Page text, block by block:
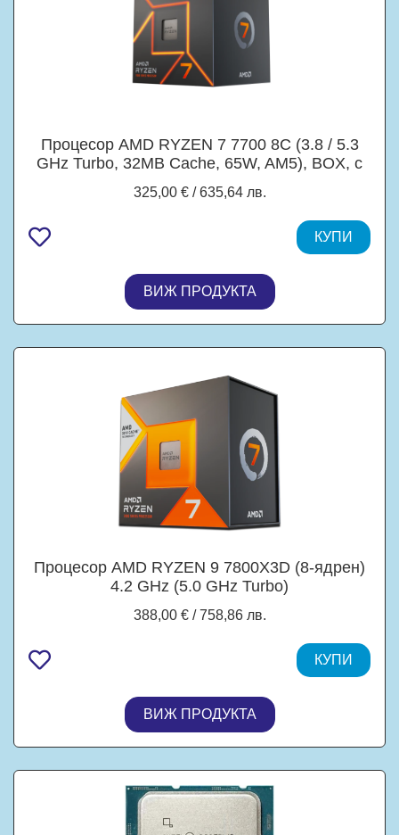
Процесор AMD RYZEN 7 7700 8C (3.8 / 5.3
GHz Turbo, 32MB Cache, 65W, AM5), BOX, с
325,00 € / 635,64 лв.
КУПИ
ВИЖ ПРОДУКТА
Процесор AMD RYZEN 9 7800X3D (8-ядрен)
4.2 GHz (5.0 GHz Turbo)
388,00 € / 758,86 лв.
КУПИ
ВИЖ ПРОДУКТА